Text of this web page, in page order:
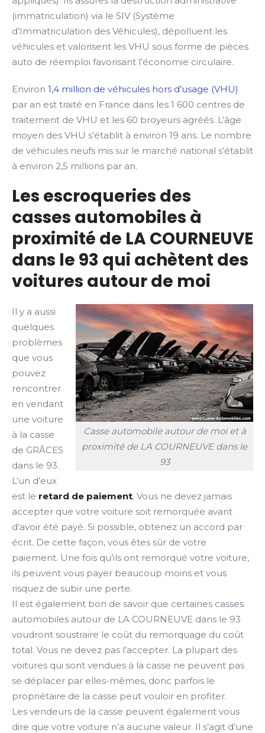
(immatriculation) via le SIV (Système
d’Immatriculation des Véhicules), dépolluent les
véhicules et valorisent les VHU sous forme de pièces
auto de réemploi favorisant l’économie circulaire.
Environ 1,4 million de véhicules hors d’usage (VHU)
par an est traité en France dans les 1 600 centres de
traitement de VHU et les 60 broyeurs agréés. L’âge
moyen des VHU s’établit à environ 19 ans. Le nombre
de véhicules neufs mis sur le marché national s’établit
à environ 2,5 millions par an.
Les escroqueries des
casses automobiles à
proximité de LA COURNEUVE
dans le 93 qui achètent des
voitures autour de moi
Casse automobile autour de moi et à
proximité de LA COURNEUVE dans le
93
Il y a aussi
quelques
problèmes
que vous
pouvez
rencontrer
en vendant
une voiture
à la casse
de GRÂCES
dans le 93.
L’un d’eux
est le retard de paiement. Vous ne devez jamais
accepter que votre voiture soit remorquée avant
d’avoir été payé. Si possible, obtenez un accord par
écrit. De cette façon, vous êtes sûr de votre
paiement. Une fois qu’ils ont remorqué votre voiture,
ils peuvent vous payer beaucoup moins et vous
risquez de subir une perte.
Il est également bon de savoir que certaines casses
automobiles autour de LA COURNEUVE dans le 93
voudront soustraire le coût du remorquage du coût
total. Vous ne devez pas l’accepter. La plupart des
voitures qui sont vendues à la casse ne peuvent pas
se déplacer par elles-mêmes, donc parfois le
propriétaire de la casse peut vouloir en profiter.
Les vendeurs de la casse peuvent également vous
dire que votre voiture n’a aucune valeur. Il s’agit d’une